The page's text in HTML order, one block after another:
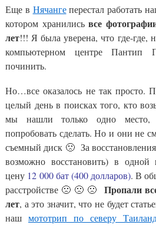
Еще в Нячангеперестал работать
котором хранилисьвсе
лет!!! Я была уверена, что где-где,
компьютерном центре Пантип
починить.
Но…все оказалось не так просто.
целый день в поисках того, кто
мы нашли только одно место,
попробовать сделать. Но и они не
съемный диск 🙁 За
возможно восстановить) в одной
цену 12 000 бат (400 долларов). В
расстройстве 🙁 🙁 🙁 Пропали
лет, а это значит, что не будет
наш мототрип по северу